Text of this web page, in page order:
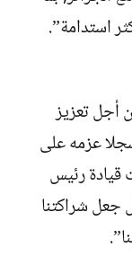
استدامة”.
أجل تعزيز
عزمه على
قيادة رئيس
جعل شراكتنا